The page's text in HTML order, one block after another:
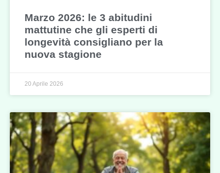
Marzo 2026: le 3 abitudini
mattutine che gli esperti di
longevità consigliano per la
nuova stagione
20 Aprile 2026